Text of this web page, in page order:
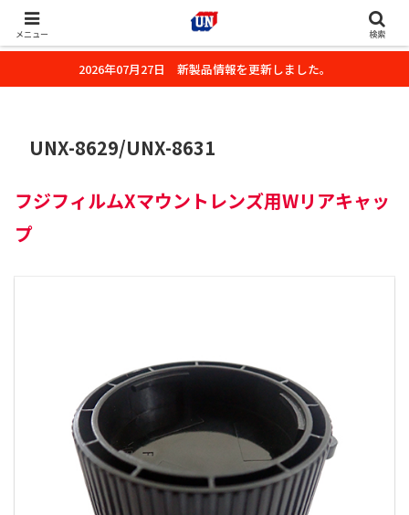
株式会社ユーエヌのオフィシャルホームページです。デジタルカメラ・カメ
ラ・水中撮影用の撮影アクセサリーのご紹介をいたします。
2026年07月27日 新製品情報を更新しました。
UNX-8629/UNX-8631
フジフィルムXマウントレンズ用Wリアキャッ
プ
メニュー 検索